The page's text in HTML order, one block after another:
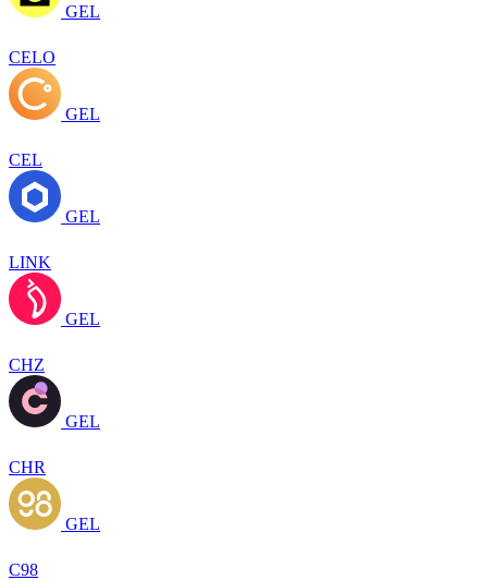
GEL
CELO
GEL
CEL
GEL
LINK
GEL
CHZ
GEL
CHR
GEL
C98